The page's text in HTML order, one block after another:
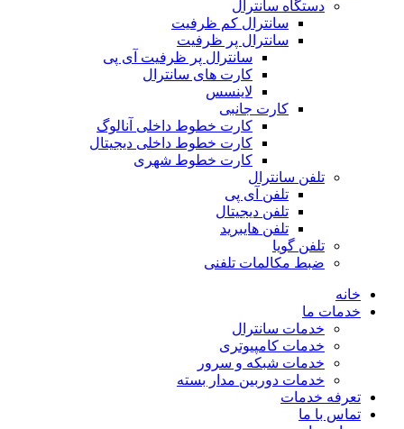
دستگاه سانترال
سانترال کم ظرفیت
سانترال پر ظرفیت
سانترال پر ظرفیت آی پی
کارت های سانترال
لاینسس
کارت جانبی
کارت خطوط داخلی آنالوگ
کارت خطوط داخلی دیجیتال
کارت خطوط شهری
تلفن سانترال
تلفن آی پی
تلفن دیجیتال
تلفن هایبرید
تلفن گویا
ضبط مکالمات تلفنی
خانه
خدمات ما
خدمات سانترال
خدمات کامپیوتری
خدمات شبکه و سرور
خدمات دوربین مدار بسته
تعرفه خدمات
تماس با ما